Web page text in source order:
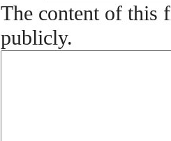
The content of this
publicly.